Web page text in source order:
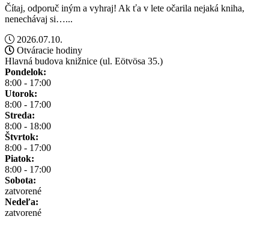
Čítaj, odporuč iným a vyhraj! Ak ťa v lete očarila nejaká kniha,
nenechávaj si…...
2026.07.10.
Otváracie hodiny
Hlavná budova knižnice (ul. Eötvösa 35.)
Pondelok:
8:00 - 17:00
Utorok:
8:00 - 17:00
Streda:
8:00 - 18:00
Štvrtok:
8:00 - 17:00
Piatok:
8:00 - 17:00
Sobota:
zatvorené
Nedeľa:
zatvorené